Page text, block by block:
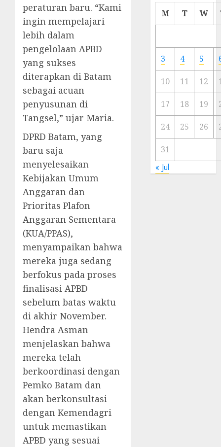
peraturan baru. “Kami
ingin mempelajari
lebih dalam
pengelolaan APBD
yang sukses
diterapkan di Batam
sebagai acuan
penyusunan di
Tangsel,” ujar Maria.
DPRD Batam, yang
baru saja
menyelesaikan
Kebijakan Umum
Anggaran dan
Prioritas Plafon
Anggaran Sementara
(KUA/PPAS),
menyampaikan bahwa
mereka juga sedang
berfokus pada proses
finalisasi APBD
sebelum batas waktu
di akhir November.
Hendra Asman
menjelaskan bahwa
mereka telah
berkoordinasi dengan
Pemko Batam dan
akan berkonsultasi
dengan Kemendagri
untuk memastikan
APBD yang sesuai
Cermin
Ibu
Kota
23/11/
M T W
3 4 5
10 11 12
17 18 19
24 25 26
31
« Jul